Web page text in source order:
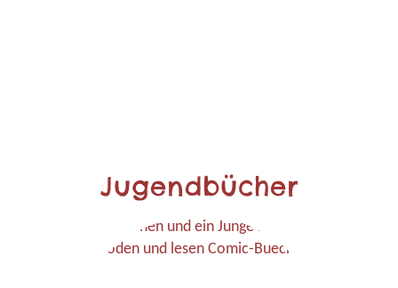
Jugendbücher